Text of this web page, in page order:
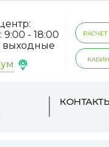
9:00 - 18:00
выходные